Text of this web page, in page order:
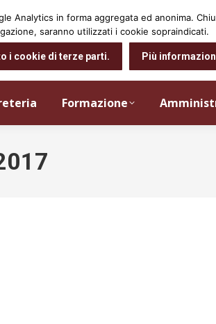
Formazione
Analytics in forma aggregata ed anonima.
saranno utilizzati i cookie sopraindicati.
i cookie di terze parti. Più